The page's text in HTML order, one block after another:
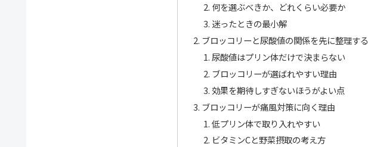
何を選ぶべきか、どれくらい必要か
迷ったときの最小解
ブロッコリーと尿酸値の関係を先に整理する
尿酸値はプリン体だけで決まらない
ブロッコリーが選ばれやすい理由
効果を期待しすぎないほうがよい点
ブロッコリーが痛風対策に向く理由
低プリン体で取り入れやすい
ビタミンCと野菜摂取の考え方